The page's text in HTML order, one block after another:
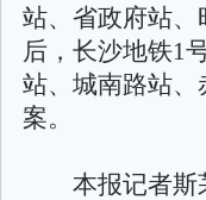
站、省政府站
后，长沙地铁1
站、城南路站
案。
本报记者斯